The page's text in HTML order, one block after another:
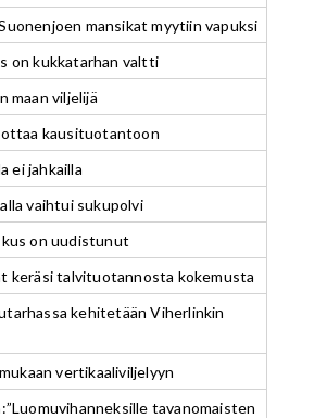
mansikat myytiin vapuksi
on kukkatarhan valtti
maan viljelijä
kausituotantoon
ei jahkailla
vaihtui sukupolvi
on uudistunut
keräsi talvituotannosta kokemusta
kehitetään Viherlinkin
vertikaaliviljelyyn
tavanomaisten